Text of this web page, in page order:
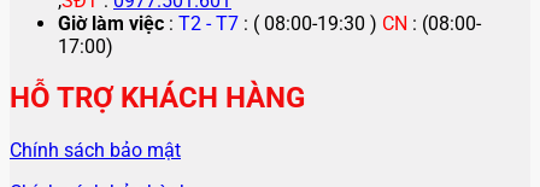
Giờ làm việc : T2 - T7 : ( 08:00-19:30 ) CN : (08:00-
17:00)
HỖ TRỢ KHÁCH HÀNG
Chính sách bảo mật